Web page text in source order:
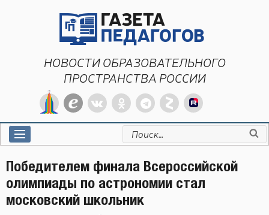
НОВОСТИ ОБРАЗОВАТЕЛЬНОГО
ПРОСТРАНСТВА РОССИИ
Искать:
Победителем финала Всероссийской
олимпиады по астрономии стал
московский школьник